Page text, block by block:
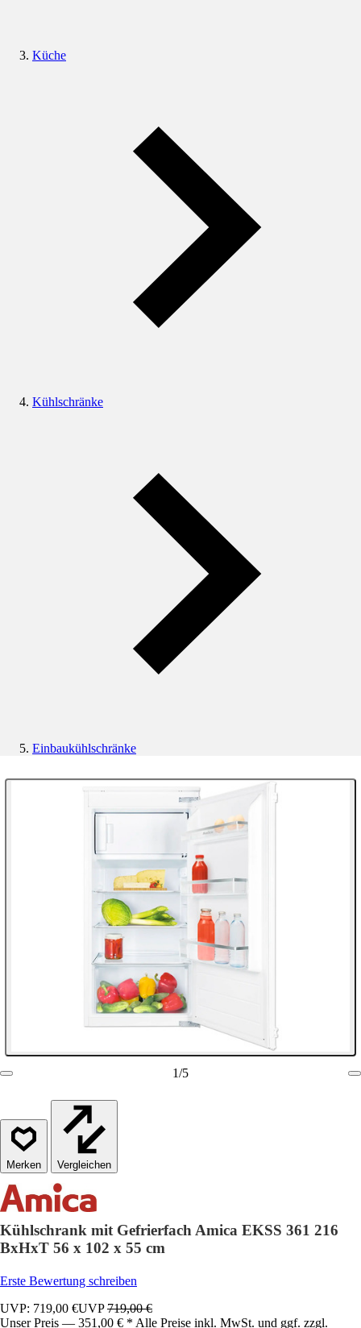
Küche
Kühlschränke
Einbaukühlschränke
1/5
Vergleichen
Kühlschrank mit Gefrierfach Amica EKSS 361 216
BxHxT 56 x 102 x 55 cm
Erste Bewertung schreiben
UVP: 719,00 €UVP719,00 €
Unser Preis — 351,00 € * Alle Preise inkl. MwSt. und ggf. zzgl.